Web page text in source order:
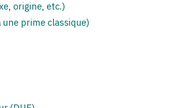
origine, etc.)
prime classique)